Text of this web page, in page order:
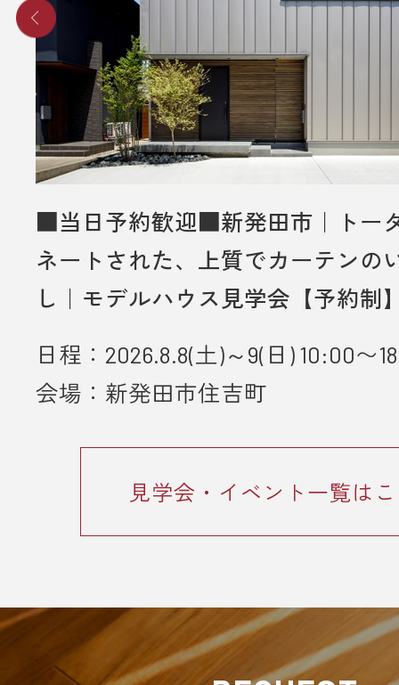
■当日予約歓迎■新発田市｜トー
ネートされた、上質でカーテンの
し｜モデルハウス見学会【予約制
日程：2026.8.8(土)～9(日) 10:00〜
会場：新発田市住吉町
見学会・イベント一覧は